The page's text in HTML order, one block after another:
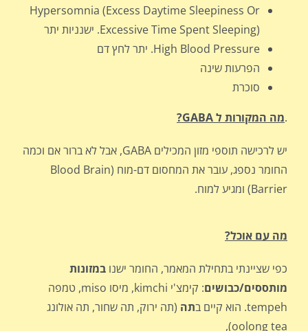
Hypersomnia (Excess Daytime Sleepiness Or
Excessive Time Spent Sleeping). ישנניות יתר
High Blood Pressure. יתר לחץ דם
הפרעות שינה
סוכרת
.מה המקורות לGABA
?
יש לרכישה תוספי מזון המכילים GABA, אבל לא ברור אם וכמה
החומר נספג, עובר את המחסום דם-מוח (Blood Brain
Barrier) ומגיע למוח.
מה עם אוכל?
כפי שציינתי בתחילת המאמר, החומר ישנו במזונות
מותססים/כבושים
: קימצ'י kimchi, מיסו miso, טמפה
tempeh. הוא קיים ב
תה (תה ירוק, תה שחור, תה אולונג
oolong tea),